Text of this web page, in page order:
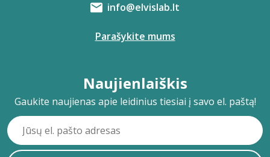
info@elvislab.lt
Parašykite mums
Naujienlaiškis
Gaukite naujienas apie leidinius tiesiai į savo el. paštą!